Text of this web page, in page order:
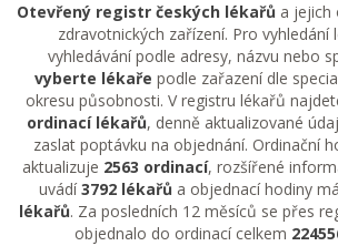
Otevřený registr českých lékařů a jejich
zdravotnických zařízení. Pro vyhledání
vyhledávání podle adresy, názvu nebo
vyberte lékaře podle zařazení dle
okresu působnosti. V registru lékařů
ordinací lékařů, denně aktualizované
zaslat poptávku na objednání. Ordinační
aktualizuje 2563 ordinací, rozšířené
uvádí3792 lékařů a objednací hodiny
lékařů. Za posledních 12 měsíců se přes
objednalo do ordinací celkem